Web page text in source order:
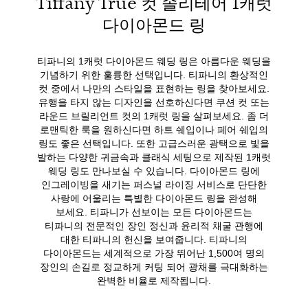
다이아몬드 링
티파니의 1캐럿 다이아몬드 웨딩 링은 아름다운 웨딩을
기념하기 위한 훌륭한 선택입니다. 티파니의 환상적인
컷 중에서 나만의 스타일을 표현하는 링을 찾아보세요.
유행을 타지 않는 디자인을 선호하신다면 쿠션 컷 또는
라운드 브릴리언트 컷의 1캐럿 링을 살펴보세요. 좀 더
로맨틱한 룩을 원하신다면 하트 쉐입이나 페어 쉐입의
링도 좋은 선택입니다. 또한 고급스러운 광택으로 빛을
발하는 다양한 귀금속과 클래식 세팅으로 제작된 1캐럿
웨딩 링도 만나보실 수 있습니다. 다이아몬드 링에
인그레이빙을 새기는 퍼스널 라이징 서비스로 단단한
사랑에 어울리는 특별한 다이아몬드 링을 완성해
보세요. 티파니가 선보이는 모든 다이아몬드는
티파니의 전문적인 장인 정신과 윤리적 채굴 관행에
대한 티파니의 헌신을 보여줍니다. 티파니의
다이아몬드는 세계적으로 가장 뛰어난 1,500여 명의
장인의 손길로 정교하게 커팅 되어 광채를 극대화하는
완벽한 비율로 제작됩니다.